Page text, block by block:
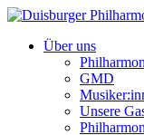
Über uns
GMD
Unsere